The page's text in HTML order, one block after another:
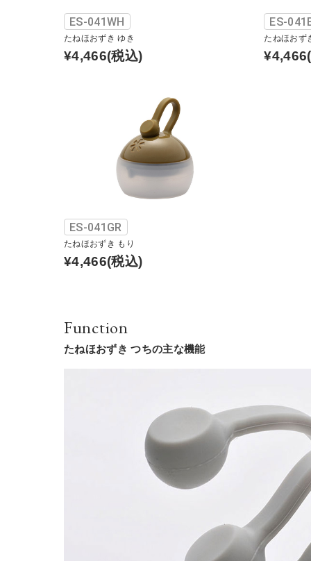
ES-041WH
たねほおずき ゆき
¥4,466(税込)
ES-
たねほおず
¥4,466
ES-041GR
たねほおずき もり
¥4,466(税込)
Function
たねほおずき つちの主な機能